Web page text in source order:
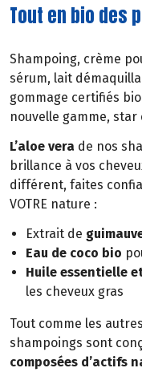
Tout en bio des
Shampoing, crème
sérum, lait
gommage certifiés
nouvelle gamme,
L’aloe vera de nos
brillance à vos
différent, faites
VOTRE nature :
Extrait de
Eau de coco bio
Huile essentielle
les cheveux gras
Tout comme les
shampoings sont
composées d’actifs